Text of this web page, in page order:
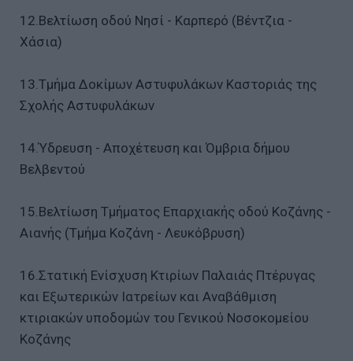
12.Βελτίωση οδού Νησί - Καρπερό (Βέντζια -
Χάσια)
13.Τμήμα Δοκίμων Αστυφυλάκων Καστοριάς της
Σχολής Αστυφυλάκων
14.Ύδρευση - Αποχέτευση και Όμβρια δήμου
Βελβεντού
15.Βελτίωση Τμήματος Επαρχιακής οδού Κοζάνης -
Αιανής (Τμήμα Κοζάνη - Λευκόβρυση)
16.Στατική Ενίσχυση Κτιρίων Παλαιάς Πτέρυγας
και Εξωτερικών Ιατρείων και Αναβάθμιση
κτιριακών υποδομών του Γενικού Νοσοκομείου
Κοζάνης